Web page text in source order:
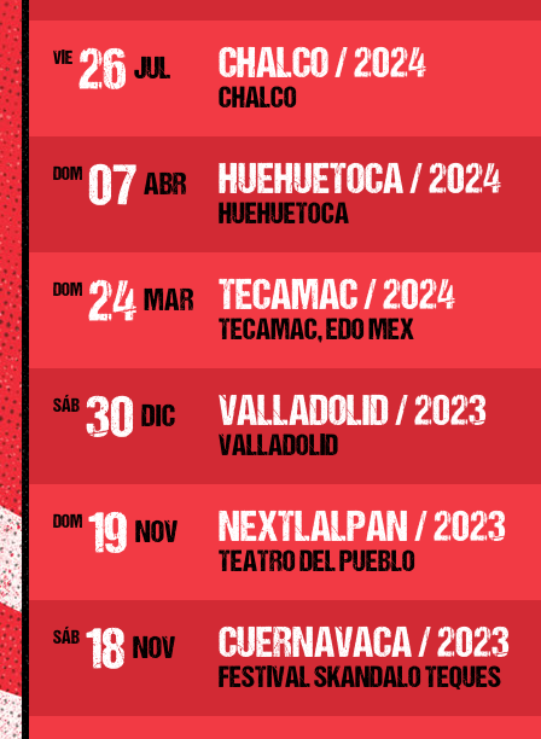
VIE 26 JUL CHALCO / 2024
CHALCO
DOM 07 ABR HUEHUETOCA / 2024
HUEHUETOCA
DOM 24 MAR TECAMAC / 2024
TECAMAC, EDO MEX
SÁB 30 DIC VALLADOLID / 2023
VALLADOLID
DOM 19 NOV NEXTLALPAN / 2023
TEATRO DEL PUEBLO
SÁB 18 NOV CUERNAVACA / 2023
FESTIVAL SKANDALO TEQUES